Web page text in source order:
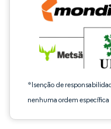
*Isenção de
nenhuma ordem específica